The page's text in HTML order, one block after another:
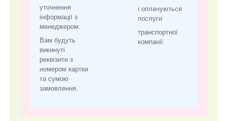
уточнення
інформації з
менеджером.
Вам будуть
викинуті
реквізити з
номером картки
та сумою
замовлення.
і оплачуються
послуги
транспортної
компанії.